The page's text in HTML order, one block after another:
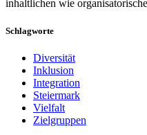
inhaltlichen wie
Schlagworte
Diversität
Inklusion
Integration
Steiermark
Vielfalt
Zielgruppen